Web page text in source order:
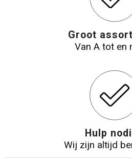
Groot
Van A tot en
Hulp
Wij zijn altijd